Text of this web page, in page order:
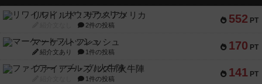
552 PT
リワイルド：サウスアメリカ
2件の投稿
170 PT
マーケットフレッシュ
紹介文あり 1件の投稿
141 PT
ファイアー・ブルズ / 火牛陣
1件の投稿